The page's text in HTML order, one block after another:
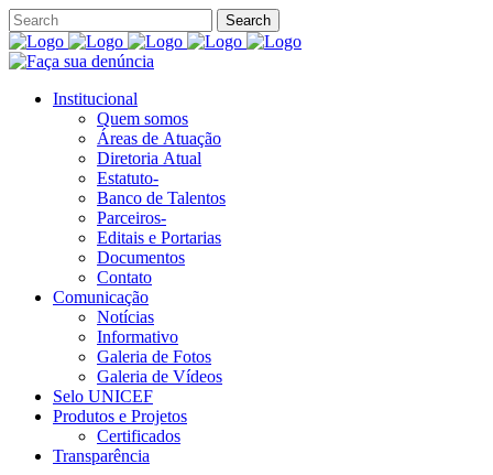
Institucional
Quem somos
Áreas de Atuação
Diretoria Atual
Estatuto-
Banco de Talentos
Parceiros-
Editais e Portarias
Documentos
Contato
Comunicação
Notícias
Informativo
Galeria de Fotos
Galeria de Vídeos
Selo UNICEF
Produtos e Projetos
Certificados
Transparência